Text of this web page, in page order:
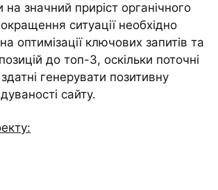
на значний приріст органічного
ситуації необхідно
оптимізації ключових запитів та
до топ-3, оскільки поточні
генерувати позитивну
сайту.